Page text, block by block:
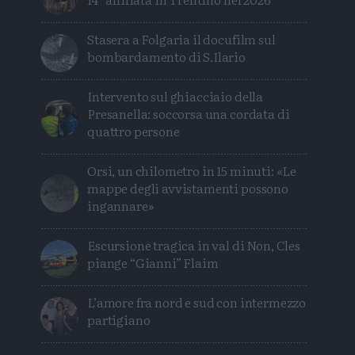
Stasera a Folgaria il docufilm sul
bombardamento di S.Ilario
Intervento sul ghiacciaio della
Presanella: soccorsa una cordata di
quattro persone
Orsi, un chilometro in 15 minuti: «Le
mappe degli avvistamenti possono
ingannare»
Escursione tragica in val di Non, Cles
piange “Gianni” Flaim
L’amore fra nord e sud con intermezzo
partigiano